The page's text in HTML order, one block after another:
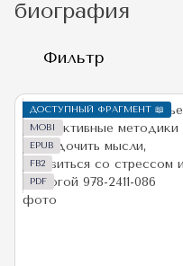
биография
Фильтр
ДОСТУПНЫЙ ФРАГМЕНТ 📖
MOBI
EPUB
FB2
PDF